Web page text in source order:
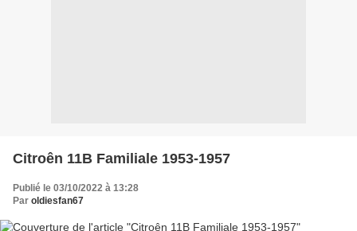
Citroên 11B Familiale 1953-1957
Publié le 03/10/2022 à 13:28
Par oldiesfan67